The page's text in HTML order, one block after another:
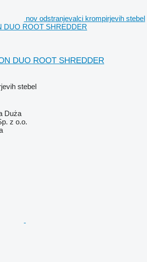
nov odstranjevalci krompirjevih stebel
DUO ROOT SHREDDER
DUO ROOT SHREDDER
stebel
Duża
z o.o.